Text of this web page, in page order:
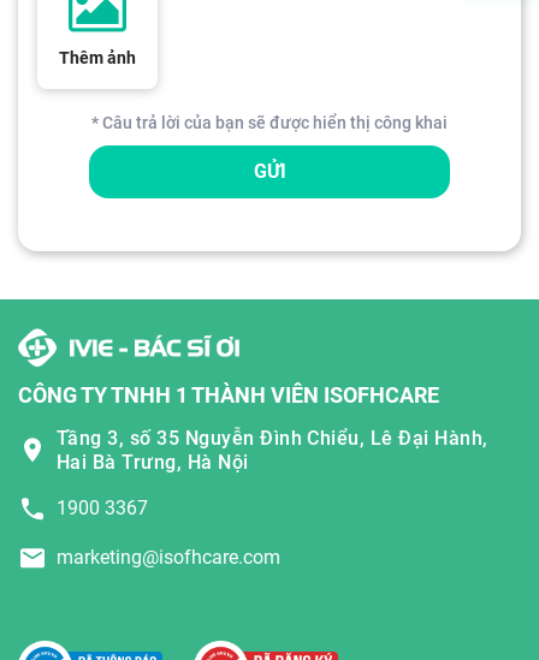
Thêm ảnh
* Câu trả lời của bạn sẽ được hiển thị công khai
GỬI
CÔNG TY TNHH 1 THÀNH VIÊN ISOFHCARE
Tầng 3, số 35 Nguyễn Đình Chiểu, Lê Đại Hành,
Hai Bà Trưng, Hà Nội
1900 3367
marketing@isofhcare.com